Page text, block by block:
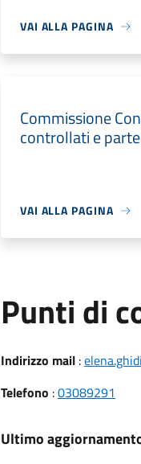
VAI ALLA PAGINA
Commissione
controllati e
VAI ALLA PAGINA
Punti di
Indirizzo mail:
Telefono :03089291
Ultimo